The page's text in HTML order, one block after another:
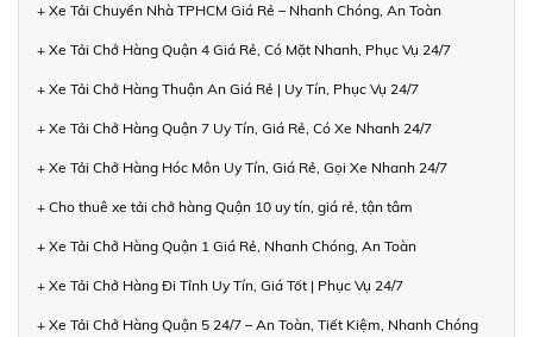
+ Xe Tải Chuyển Nhà TPHCM Giá Rẻ – Nhanh Chóng, An Toàn
+ Xe Tải Chở Hàng Quận 4 Giá Rẻ, Có Mặt Nhanh, Phục Vụ 24/7
+ Xe Tải Chở Hàng Thuận An Giá Rẻ | Uy Tín, Phục Vụ 24/7
+ Xe Tải Chở Hàng Quận 7 Uy Tín, Giá Rẻ, Có Xe Nhanh 24/7
+ Xe Tải Chở Hàng Hóc Môn Uy Tín, Giá Rẻ, Gọi Xe Nhanh 24/7
+ Cho thuê xe tải chở hàng Quận 10 uy tín, giá rẻ, tận tâm
+ Xe Tải Chở Hàng Quận 1 Giá Rẻ, Nhanh Chóng, An Toàn
+ Xe Tải Chở Hàng Đi Tỉnh Uy Tín, Giá Tốt | Phục Vụ 24/7
+ Xe Tải Chở Hàng Quận 5 24/7 – An Toàn, Tiết Kiệm, Nhanh Chóng